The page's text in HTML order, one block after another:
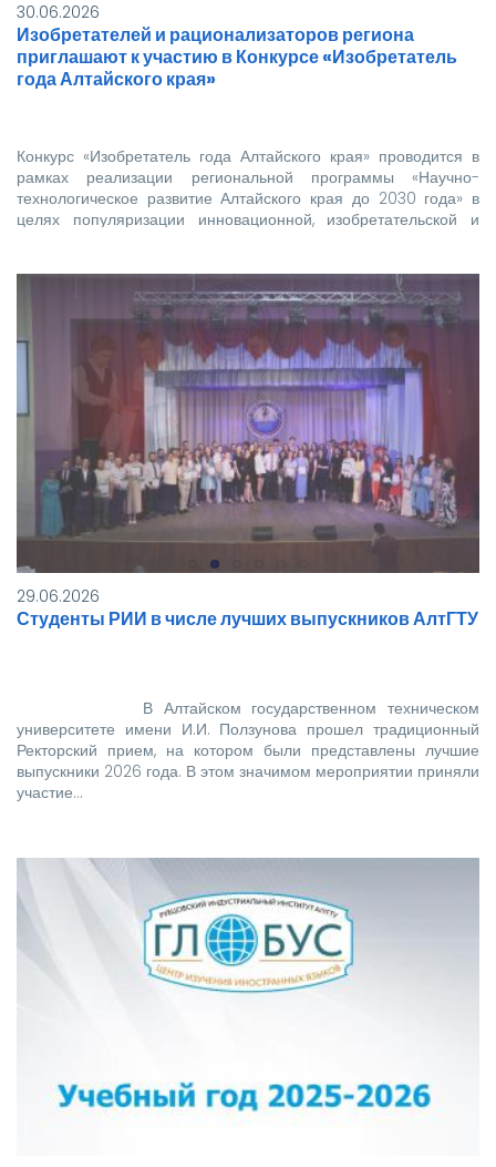
30.06.2026
Изобретателей и рационализаторов региона
приглашают к участию в Конкурсе «Изобретатель
года Алтайского края»
Конкурс «Изобретатель года Алтайского края» проводится в
рамках реализации региональной программы «Научно-
технологическое развитие Алтайского края до 2030 года» в
целях популяризации инновационной, изобретательской и
29.06.2026
Студенты РИИ в числе лучших выпускников АлтГТУ
В Алтайском государственном техническом
университете имени И.И. Ползунова прошел традиционный
Ректорский прием, на котором были представлены лучшие
выпускники 2026 года. В этом значимом мероприятии приняли
участие…